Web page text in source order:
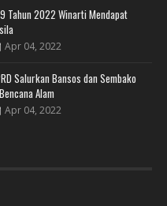
Tahun 2022 Winarti Mendapat
Apr 04, 2022
Salurkan Bansos dan Sembako
Alam
Apr 04, 2022